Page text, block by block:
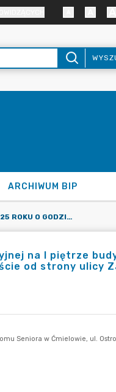
ARCHIWUM BIP
DNIA 28 LISTOPADA 2025 ROKU O GODZINIE 12.00 W SALI KONFERENCYJNEJ NA I PIĘTRZE BUDYNKU DZIENNEGO DOMU SENIORA W ĆMIELOWIE, UL. OSTROWIECKA 25 (WEJŚCIE OD STRONY ULICY ZACISZNEJ) ODBĘDZIE SIĘ SESJA RADY MIEJSKIEJ W ĆMIELOWIE.
na I piętrze
od strony ulicy